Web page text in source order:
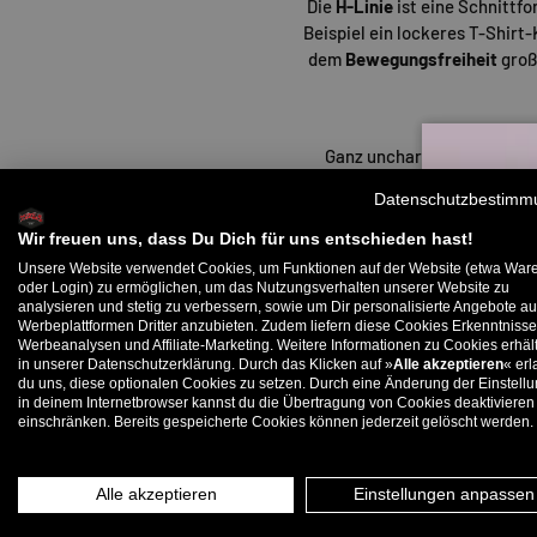
Die H-Linie ist eine
Beispiel ein lockeres T-
dem Bewegungsfreiheit
Ganz uncharmant
ständiges Zurechtzupfen
Besser bekannt als
denn hier liegt der Fokus
Obwohl man mit einem
trotzdem auf die
E-
Wir freuen uns, dass Du Dich für uns entschieden hast!
Unsere Website verwendet Cookies, um Funktionen auf der Website (etwa
oder Login) zu ermöglichen, um das Nutzungsverhalten unserer Website zu
analysieren und stetig zu verbessern, sowie um Dir personalisierte Angebote
Werbeplattformen Dritter anzubieten. Zudem liefern diese Cookies
Werbeanalysen und Affiliate-Marketing. Weitere Informationen zu Cookies
in unserer Datenschutzerklärung. Durch das Klicken auf »Alle akzeptieren«
du uns, diese optionalen Cookies zu setzen. Durch eine Änderung der
in deinem Internetbrowser kannst du die Übertragung von Cookies
einschränken. Bereits gespeicherte Cookies können jederzeit gelöscht werden.
Alle akzeptieren Einstellungen anpassen